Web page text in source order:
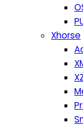
Xhorse